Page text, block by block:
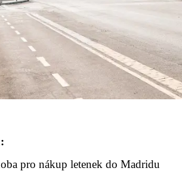
pro nákup letenek do Madridu